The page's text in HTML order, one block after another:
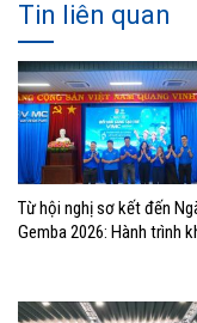
Tin liên quan
Từ hội nghị sơ kết đến
Gemba 2026: Hành trình